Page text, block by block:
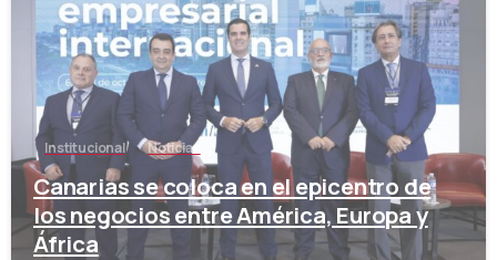
Institucional Noticias
Canarias se coloca en el epicentro de
los negocios entre América, Europa y
África